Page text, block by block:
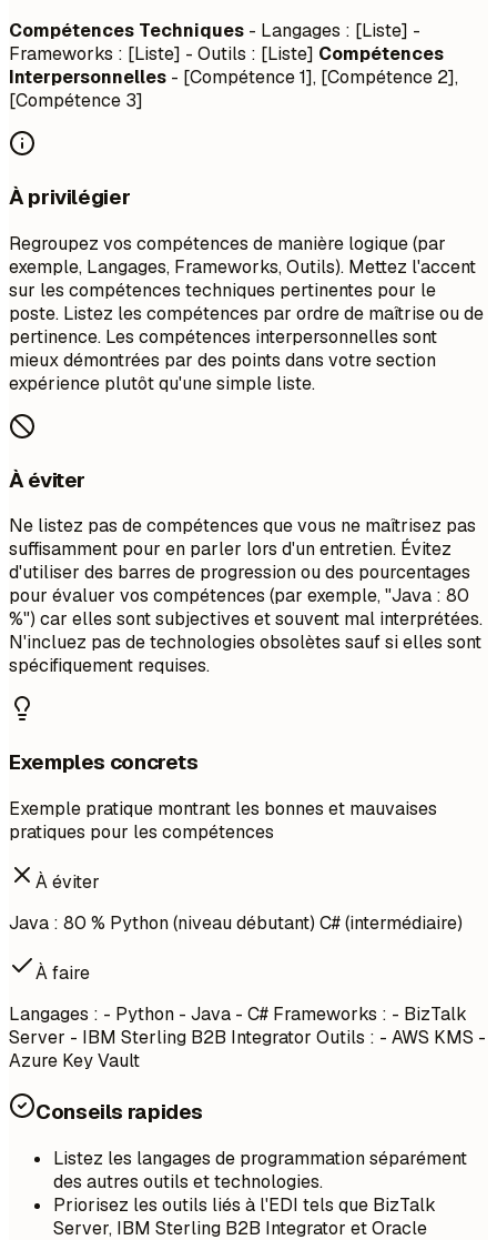
Compétences Techniques - Langages : [Liste] -
Frameworks : [Liste] - Outils : [Liste] Compétences
Interpersonnelles - [Compétence 1], [Compétence 2],
[Compétence 3]
À privilégier
Regroupez vos compétences de manière logique (par
exemple, Langages, Frameworks, Outils). Mettez l'accent
sur les compétences techniques pertinentes pour le
poste. Listez les compétences par ordre de maîtrise ou de
pertinence. Les compétences interpersonnelles sont
mieux démontrées par des points dans votre section
expérience plutôt qu'une simple liste.
À éviter
Ne listez pas de compétences que vous ne maîtrisez pas
suffisamment pour en parler lors d'un entretien. Évitez
d'utiliser des barres de progression ou des pourcentages
pour évaluer vos compétences (par exemple, "Java : 80
%") car elles sont subjectives et souvent mal interprétées.
N'incluez pas de technologies obsolètes sauf si elles sont
spécifiquement requises.
Exemples concrets
Exemple pratique montrant les bonnes et mauvaises
pratiques pour les compétences
À éviter
Java : 80 % Python (niveau débutant) C# (intermédiaire)
À faire
Langages : - Python - Java - C# Frameworks : - BizTalk
Server - IBM Sterling B2B Integrator Outils : - AWS KMS -
Azure Key Vault
Conseils rapides
Listez les langages de programmation séparément
des autres outils et technologies.
Priorisez les outils liés à l'EDI tels que BizTalk
Server, IBM Sterling B2B Integrator et Oracle